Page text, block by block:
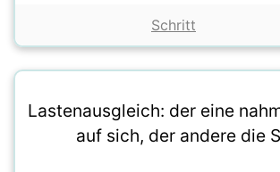
Schritt
Lastenausgleich: der eine
auf sich, der andere die